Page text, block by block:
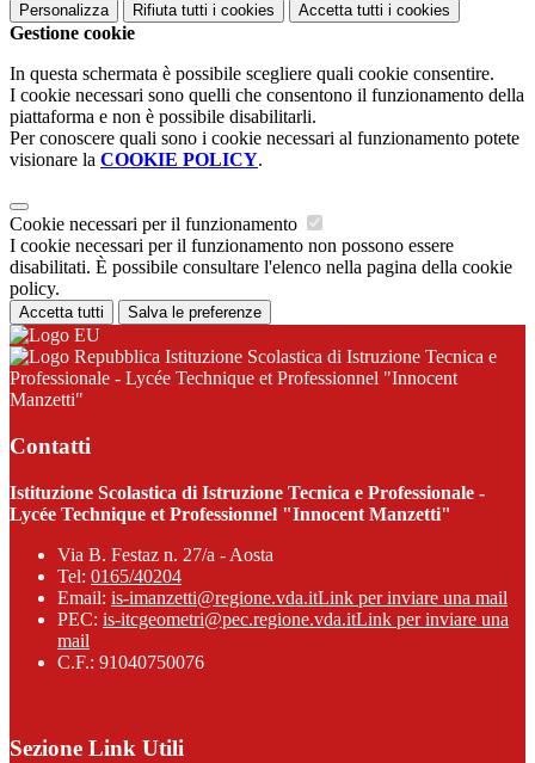
Personalizza Rifiuta tutti i cookies Accetta tutti i cookies
Gestione cookie
In questa schermata è possibile scegliere quali cookie consentire.
I cookie necessari sono quelli che consentono il funzionamento della
piattaforma e non è possibile disabilitarli.
Per conoscere quali sono i cookie necessari al funzionamento potete
visionare la COOKIE POLICY.
Cookie necessari per il funzionamento
I cookie necessari per il funzionamento non possono essere
disabilitati. È possibile consultare l'elenco nella pagina della cookie
policy.
Accetta tutti Salva le preferenze
Istituzione Scolastica di Istruzione Tecnica e
Professionale - Lycée Technique et Professionnel "Innocent
Manzetti"
Contatti
Istituzione Scolastica di Istruzione Tecnica e Professionale -
Lycée Technique et Professionnel "Innocent Manzetti"
Via B. Festaz n. 27/a - Aosta
Tel: 0165/40204
Email: is-imanzetti@regione.vda.itLink per inviare una mail
PEC: is-itcgeometri@pec.regione.vda.itLink per inviare una
mail
C.F.: 91040750076
Sezione Link Utili